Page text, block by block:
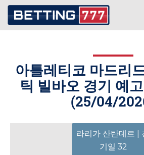
아틀레티코 마드리
틱 빌바오 경기 예
(25/04/
라리가 산탄데르 |
기일 32